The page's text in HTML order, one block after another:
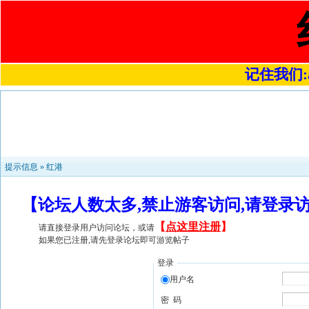
记住我们
提示信息 » 红港
【论坛人数太多,禁止游客访问,请登
请直接登录用户访问论坛，或请 【 点这里注册】
如果您已注册,请先登录论坛即可游览帖子
登录
用户名
密 码